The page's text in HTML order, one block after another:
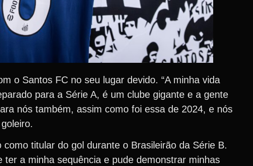
o Santos FC no seu lugar devido. “A minha vida
para a Série A, é um clube gigante e a gente
nós também, assim como foi essa de 2024, e nós
titular do gol durante o Brasileirão da Série B.
a minha sequência e pude demonstrar minhas